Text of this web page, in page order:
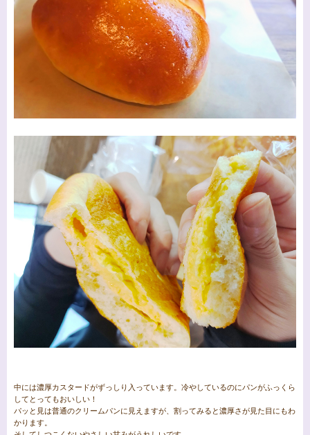
中には濃厚カスタードがずっしり入っています。冷やしているのにパンがふっくら
してとってもおいしい！
パッと見は普通のクリームパンに見えますが、割ってみると濃厚さが見た目にもわ
かります。